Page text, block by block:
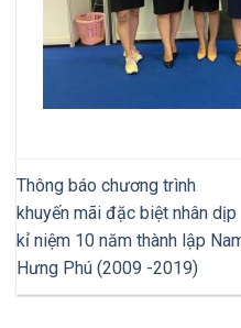
Thông báo chương trình
khuyến mãi đặc biệt nhân dịp
kỉ niệm 10 năm thành lập
Hưng Phú (2009 -2019)